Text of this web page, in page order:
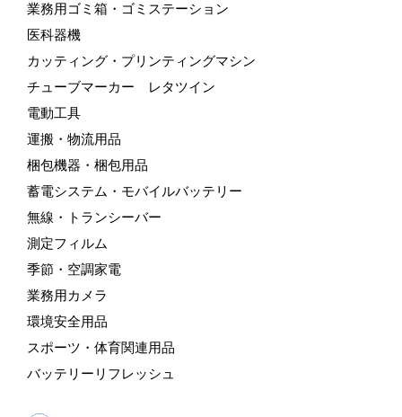
業務用ゴミ箱・ゴミステーション
医科器機
カッティング・プリンティングマシン
チューブマーカー レタツイン
電動工具
運搬・物流用品
梱包機器・梱包用品
蓄電システム・モバイルバッテリー
無線・トランシーバー
測定フィルム
季節・空調家電
業務用カメラ
環境安全用品
スポーツ・体育関連用品
バッテリーリフレッシュ